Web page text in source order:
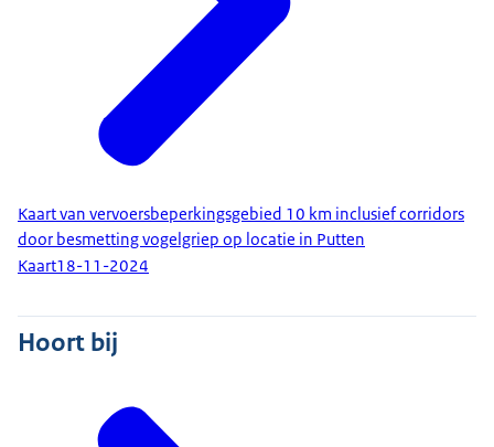
Kaart van vervoersbeperkingsgebied 10 km inclusief corridors
door besmetting vogelgriep op locatie in Putten
Kaart18-11-2024
Hoort bij